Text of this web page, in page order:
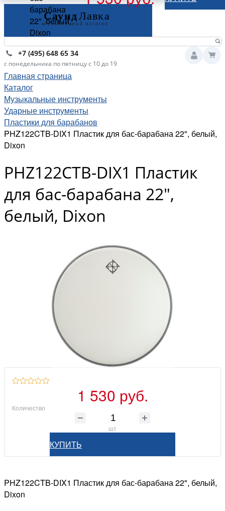
+7 (495) 648 65 34
с понедельника по пятницу с 10 до 19
Главная страница
Каталог
Музыкальные инструменты
Ударные инструменты
Пластики для барабанов
PHZ122CTB-DIX1 Пластик для бас-барабана 22", белый,
Dixon
PHZ122CTB-DIX1 Пластик
для бас-барабана 22",
белый, Dixon
1 530 руб.
Количество
шт
КУПИТЬ
PHZ122CTB-DIX1 Пластик для бас-барабана 22", белый,
Dixon
барабана
22", белый,
Dixon